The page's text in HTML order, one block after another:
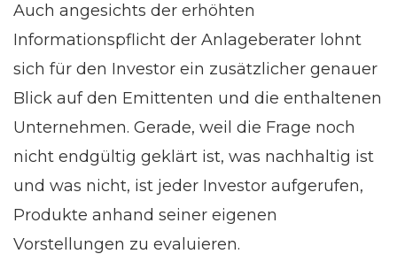
Auch angesichts der erhöhten
Informationspflicht der Anlageberater lohnt
sich für den Investor ein zusätzlicher genauer
Blick auf den Emittenten und die enthaltenen
Unternehmen. Gerade, weil die Frage noch
nicht endgültig geklärt ist, was nachhaltig ist
und was nicht, ist jeder Investor aufgerufen,
Produkte anhand seiner eigenen
Vorstellungen zu evaluieren.